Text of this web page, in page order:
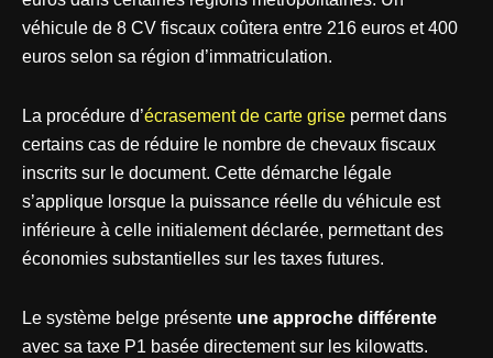
véhicule de 8 CV fiscaux coûtera entre 216 euros et 400
euros selon sa région d’immatriculation.
La procédure d’écrasement de carte grise permet dans
certains cas de réduire le nombre de chevaux fiscaux
inscrits sur le document. Cette démarche légale
s’applique lorsque la puissance réelle du véhicule est
inférieure à celle initialement déclarée, permettant des
économies substantielles sur les taxes futures.
Le système belge présente une approche différente
avec sa taxe P1 basée directement sur les kilowatts.